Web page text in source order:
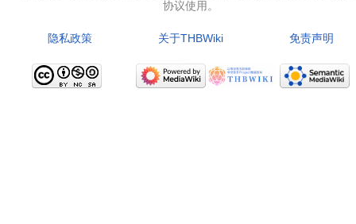
协议使用。
隐私政策 关于THBWiki 免责声明